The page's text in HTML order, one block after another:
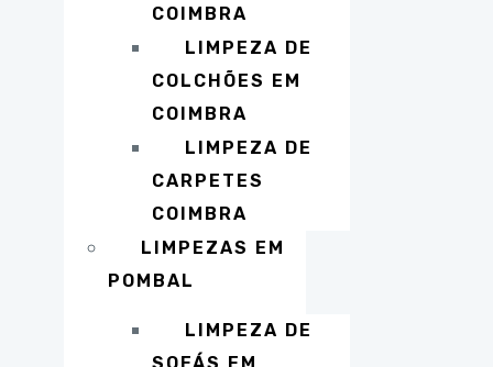
COIMBRA
LIMPEZA DE
COLCHÕES EM
COIMBRA
LIMPEZA DE
CARPETES
COIMBRA
LIMPEZAS EM
POMBAL
LIMPEZA DE